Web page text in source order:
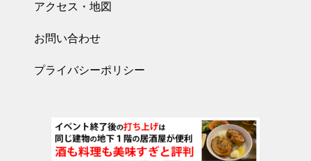
アクセス・地図
お問い合わせ
プライバシーポリシー